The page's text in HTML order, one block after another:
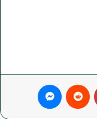
بينتيريست